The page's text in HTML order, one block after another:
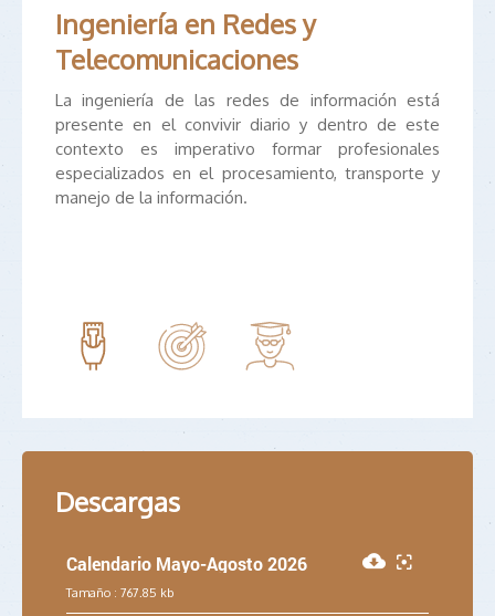
Ingeniería en Redes y
Telecomunicaciones
La ingeniería de las redes de información está
presente en el convivir diario y dentro de este
contexto es imperativo formar profesionales
especializados en el procesamiento, transporte y
manejo de la información.
Descargas
Calendario Mayo-Agosto 2026
Tamaño : 767.85 kb